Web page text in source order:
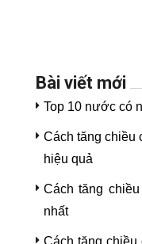
Bài viết mới
Top 10 nước có
Cách tăng chiều
hiệu quả
Cách tăng
nhất
Cách tăng chiều